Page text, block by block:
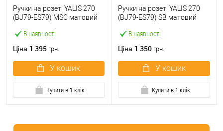
В наявності
Ручки на розеті YALIS 270
(BJ79-ES79) MSC матовий
Ціна 1 395 грн.
У кошик
Купити в 1 клік
В наявності
Ручки на розеті YALIS 270
(BJ79-ES79) SB матовий
Ціна 1 350 грн.
У кошик
Купити в 1 клік